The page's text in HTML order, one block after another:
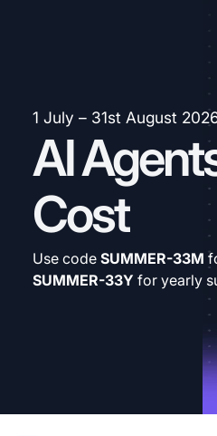
1 July – 31st August
AI
Cost
Use code SUMMER-33M
SUMMER-33Y for yearly